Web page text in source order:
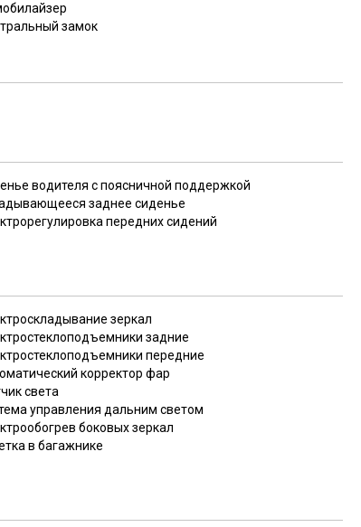
замок
водителя с поясничной поддержкой
заднее сиденье
передних сидений
зеркал
задние
передние
корректор фар
света
управления дальним светом
боковых зеркал
в багажнике